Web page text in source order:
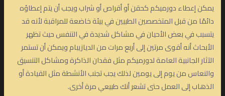
يمكن إعطاء دورميكم كحقن أو أقراص أو شراب ويجب أن يتم إعطاؤه
دائمًا من قبل المتخصصين الطبيين في بيئة خاضعة للمراقبة لأنه قد
يتسبب في بعض الأحيان في مشاكل شديدة في التنفس حيث تظهر
الأبحاث أنه أقوى مرتين إلى أربع مرات من الديازيبام ويمكن أن تستمر
الآثار الجانبية العامة لدورميكم مثل فقدان الذاكرة ومشاكل التنسيق
والنعاس من يوم إلى يومين لذلك يجب تجنب الأنشطة مثل القيادة أو
الذهاب إلى العمل حتى تشعر أنك طبيعي مرة أخرى.